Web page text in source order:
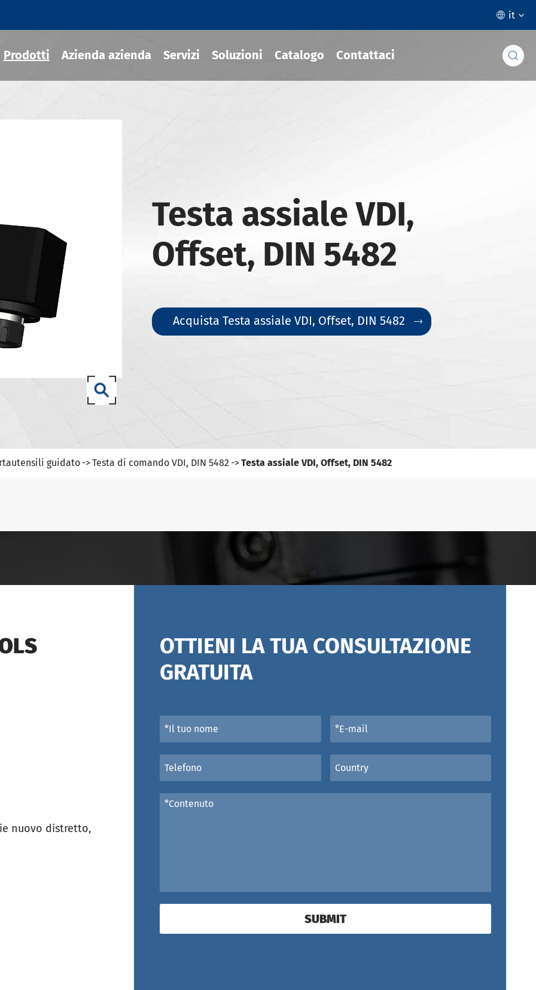
 it
Prodotti
JIS B 6339-BBT
JIS B 6339-NBT
DIN 69871-SK
DIN 69871-ISO
ANSI B5.50 SCAT/CAT
12164) HSK-A portautensili
12164) HSK-F portautensili
1)-HSK-T portautensili
Azienda azienda Servizi Soluzioni Catalogo Contattaci 
Testa assiale VDI,
Offset, DIN 5482
Acquista Testa assiale VDI, Offset, DIN 5482 
guidato Testa di comando VDI, DIN 5482 Testa assiale VDI, Offset, DIN 5482
nuovo distretto,
OTTIENI LA TUA CONSULTAZIONE
GRATUITA
SUBMIT